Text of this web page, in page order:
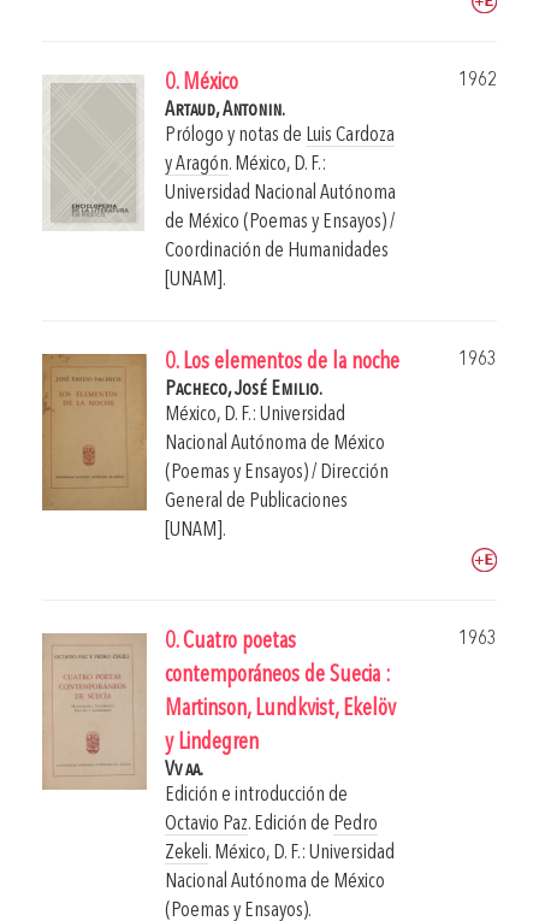
0. México
1962
Artaud, Antonin.
Prólogo y notas de Luis Cardoza
y Aragón. México, D. F.:
Universidad Nacional Autónoma
de México (Poemas y Ensayos) /
Coordinación de Humanidades
[UNAM].
0. Los elementos de la noche
1963
Pacheco, José Emilio.
México, D. F.: Universidad
Nacional Autónoma de México
(Poemas y Ensayos) / Dirección
General de Publicaciones
[UNAM].
0. Cuatro poetas
contemporáneos de Suecia :
Martinson, Lundkvist, Ekelöv
y Lindegren
1963
Vv aa.
Edición e introducción de
Octavio Paz. Edición de Pedro
Zekeli. México, D. F.: Universidad
Nacional Autónoma de México
(Poemas y Ensayos).